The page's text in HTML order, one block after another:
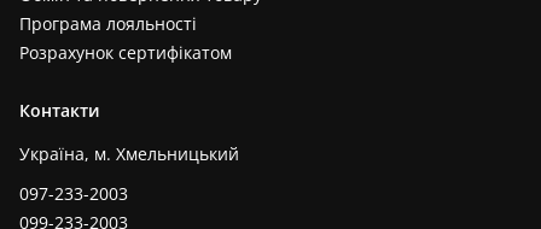
Програма лояльності
Розрахунок сертифікатом
Контакти
Україна, м. Хмельницький
097-233-2003
099-233-2003